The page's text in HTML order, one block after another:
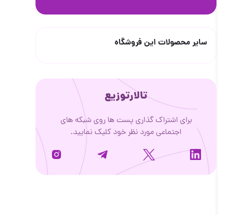
سایر محصولات این فروشگاه
تالارتوزیع
برای اشتراک گذاری پست ها روی شبکه های
اجتماعی مورد نظر خود کلیک نمایید.